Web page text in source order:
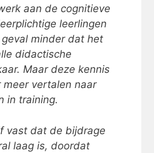
aan de cognitieve
leerlingen
minder dat het
didactische
Maar deze kennis
vertalen naar
in training.
vast dat de bijdrage
laag is, doordat